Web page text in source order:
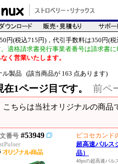
円(税込715円)，代引手数料は350円(税
適格請求書発行事業者番号は請求書
く営業いたします。
ル製品 (該当商品が 163 点あります)
在1ページ目です。 前ペ
こちらは当社オリジナルの商
番号 #53949
ピコセカンド
超高速パルス
品）
40psの超高速パル